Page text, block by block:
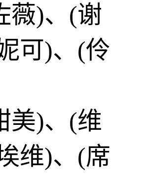
薇)、(谢
可)、(伶
美)、(维
维)、(席